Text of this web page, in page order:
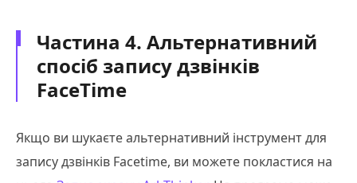
Частина 4. Альтернативний
спосіб запису дзвінків
FaceTime
Якщо ви шукаєте альтернативний інструмент для
запису дзвінків Facetime, ви можете покластися на